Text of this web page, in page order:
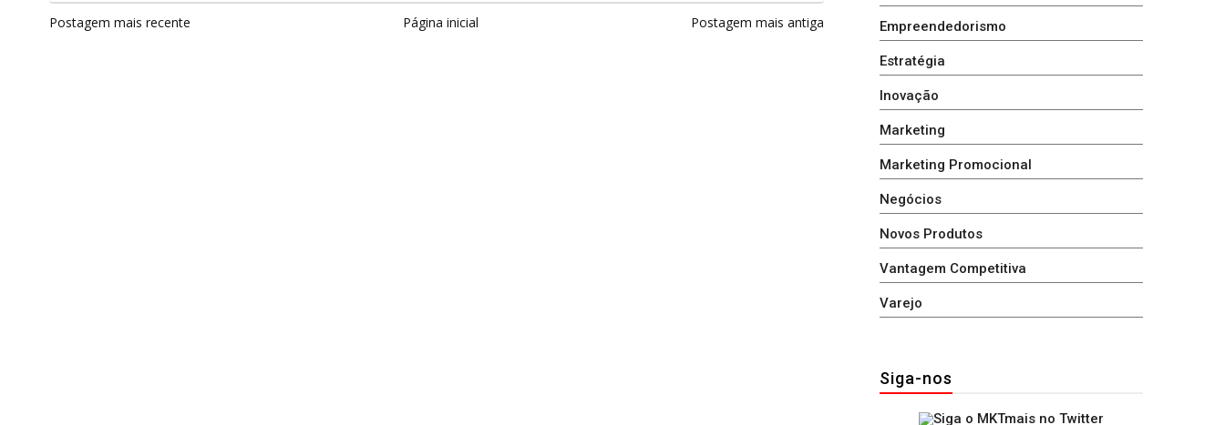
Postagem mais recente Página inicial Postagem mais antiga Empreendedorismo
Estratégia
Inovação
Marketing
Marketing Promocional
Negócios
Novos Produtos
Vantagem Competitiva
Varejo
Siga-nos